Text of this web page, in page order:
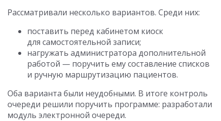
Рассматривали несколько вариантов. Среди них:
поставить перед кабинетом киоск
для самостоятельной записи;
нагружать администратора дополнительной
работой — поручить ему составление списков
и ручную маршрутизацию пациентов.
Оба варианта были неудобными. В итоге контроль
очереди решили поручить программе: разработали
модуль электронной очереди.